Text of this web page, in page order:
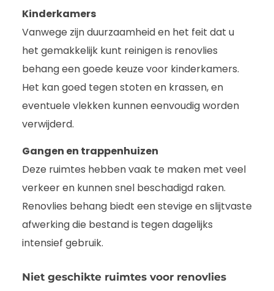
Kinderkamers
Vanwege zijn duurzaamheid en het feit dat u
het gemakkelijk kunt reinigen is renovlies
behang een goede keuze voor kinderkamers.
Het kan goed tegen stoten en krassen, en
eventuele vlekken kunnen eenvoudig worden
verwijderd.
Gangen en trappenhuizen
Deze ruimtes hebben vaak te maken met veel
verkeer en kunnen snel beschadigd raken.
Renovlies behang biedt een stevige en slijtvaste
afwerking die bestand is tegen dagelijks
intensief gebruik.
Niet geschikte ruimtes voor renovlies